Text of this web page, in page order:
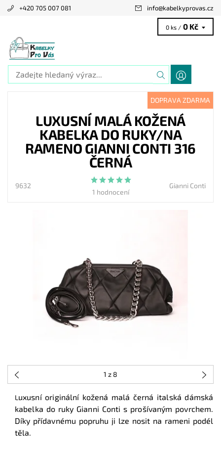
+420 705 007 081 info@kabelkyprovas.cz
0 ks / 0 Kč
DOPRAVA ZDARMA
LUXUSNÍ MALÁ KOŽENÁ
KABELKA DO RUKY/NA
RAMENO GIANNI CONTI 316
ČERNÁ
9632
1 hodnocení
Gianni Conti
1 z 8
L uxusní originální kožená malá černá italská dámská
kabelka do ruky Gianni Conti s prošívaným povrchem.
Díky přídavnému popruhu ji lze nosit na rameni podél
těla.